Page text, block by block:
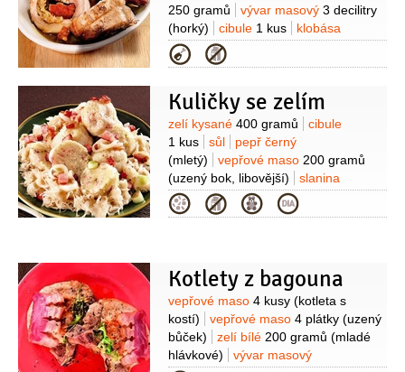
250 gramů
vývar masový 3 decilitry
(horký)
cibule 1 kus
klobása
čabajka1 kus
30 gramů (škvařené)
hořčice
2 stroužky
pepř černý(mletý)
Kategorie
Kuličky se zelím
Suroviny
zelí kysané 400 gramů
cibule
1 kus
sůl
pepř černý
(mletý)
vepřové maso 200 gramů
(uzený bok, libovější)
slanina
50 gramů
sádlo 2 lžíce
Na těsto: brambory1 kilogram
1 kus
slanina anglická
Kategorie
Kotlety z bagouna
Suroviny
vepřové maso 4 kusy (kotleta s
kostí)
vepřové maso 4 plátky (uzený
bůček)
zelí bílé 200 gramů (mladé
hlávkové)
vývar masový